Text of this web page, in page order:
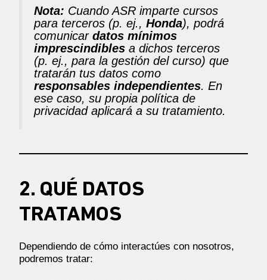
Nota: Cuando ASR imparte cursos
para terceros (p. ej., Honda), podrá
comunicar datos mínimos
imprescindibles a dichos terceros
(p. ej., para la gestión del curso) que
tratarán tus datos como
responsables independientes. En
ese caso, su propia política de
privacidad aplicará a su tratamiento.
2. QUÉ DATOS
TRATAMOS
Dependiendo de cómo interactúes con nosotros,
podremos tratar: